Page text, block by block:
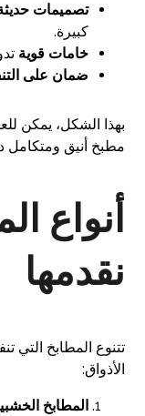
تصميمات
كبيرة.
خامات قوية
ضمان على
بهذا الشكل، يمكن
مطبخ أنيق ومتكامل
أنواع
نقدمها
تتنوع المطابخ التي
الأذواق:
المطابخ